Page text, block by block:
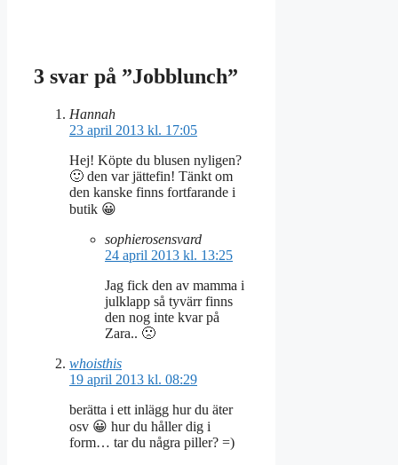
3 svar på ”Jobblunch”
Hannah
23 april 2013 kl. 17:05
Hej! Köpte du blusen nyligen?
🙂 den var jättefin! Tänkt om
den kanske finns fortfarande i
butik 😀
sophierosensvard
24 april 2013 kl. 13:25
Jag fick den av mamma i
julklapp så tyvärr finns
den nog inte kvar på
Zara.. 🙁
whoisthis
19 april 2013 kl. 08:29
berätta i ett inlägg hur du äter
osv 😀 hur du håller dig i
form… tar du några piller? =)